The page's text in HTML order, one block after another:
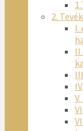
2.
I.